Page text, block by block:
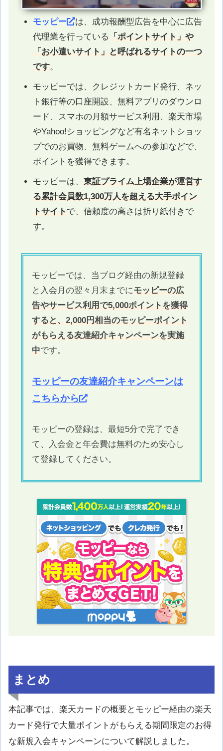
モッピー
は、成功報酬型広告を中心に広告
代理業を行っている 「ポイントサイト」や
「お小遣いサイト」と呼ばれるサイトの一つ
です。
モッピーでは、クレジットカード発行、ネッ
ト銀行等の口座開設、無料アプリのダウンロ
ード、スマホの月額サービス利用、楽天市場
やYahoo!ショッピングなど有名ネットショッ
プでのお買物、無料ゲームへの参加などで、
ポイントを獲得できます。
モッピーは、 東証プライム上場企業が運営す
る累計会員数1,300万人を超える大手ポイン
トサイト で、信頼度の高さは折り紙付きで
す。
モッピーでは、当ブログ経由の新規登録
と入会月の翌々月末までにモッピーの広
告やサービス利用で5,000ポイントを獲得
すると、2,000円相当のモッピーポイント
がもらえる友達紹介キャンペーンを実施
中です。
モッピーの友達紹介キャンペーンは
こちらから
モッピーの登録は、最短5分で完了でき
て、入会金と年会費は無料のため安心し
て登録してください。
まとめ
本記事では、楽天カードの概要とモッピー経由の楽天
カード発行で大量ポイントがもらえる期間限定のお得
な新規入会キャンペーンについて解説しました。